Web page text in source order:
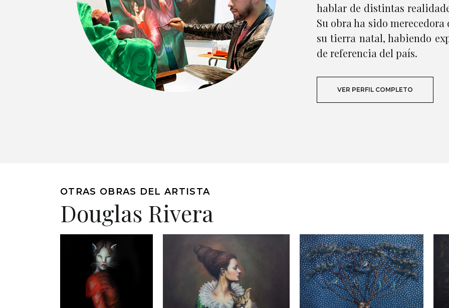
hablar de distintas
Su obra ha sido
su tierra natal, habiendo
de referencia del país.
VER PERFIL COMPLETO
OTRAS OBRAS DEL ARTISTA
Douglas Rivera